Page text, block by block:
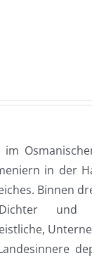
in der
Binnen
und